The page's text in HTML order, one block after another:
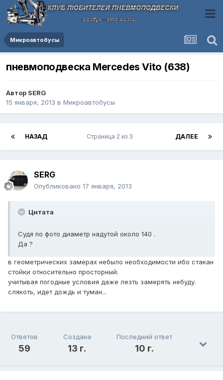
Микроавтобусы
пневмоподвеска Mercedes Vito (638)
Автор SERG
15 января, 2013 в Микроавтобусы
НАЗАД ДАЛЕЕ
Страница 2 из 3
SERG
Опубликовано 17 января, 2013
Цитата
Судя по фото диаметр надутой около 140 .
Да ?
в геометрических замерах небыло необходимости ибо стакан
стойки относительно просторный.
учитывая погодные условия даже лезть замерять небуду.
слякоть, идет дождь и туман...
Ответов
59
Создана
13 г.
Последний ответ
10 г.